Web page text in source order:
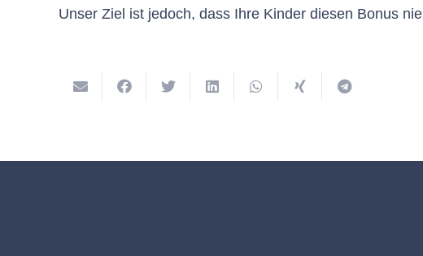
Unser Ziel ist jedoch, dass Ihre Kinder diesen Bonus